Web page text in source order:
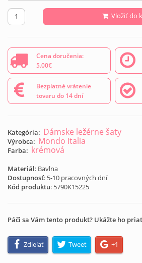
Vložiť do
Cena doručenia:
5.00€
Bezplatné vrátenie
tovaru do 14 dní
Kategória: Dámske ležérne šaty
Výrobca: Mondo Italia
Farba: krémová
Materiál: Bavlna
Dostupnosť: 5-10 pracovných dní
Kód produktu: 5790K15225
Páči sa Vám tento produkt? Ukážte ho
Zdieľať Tweet +1